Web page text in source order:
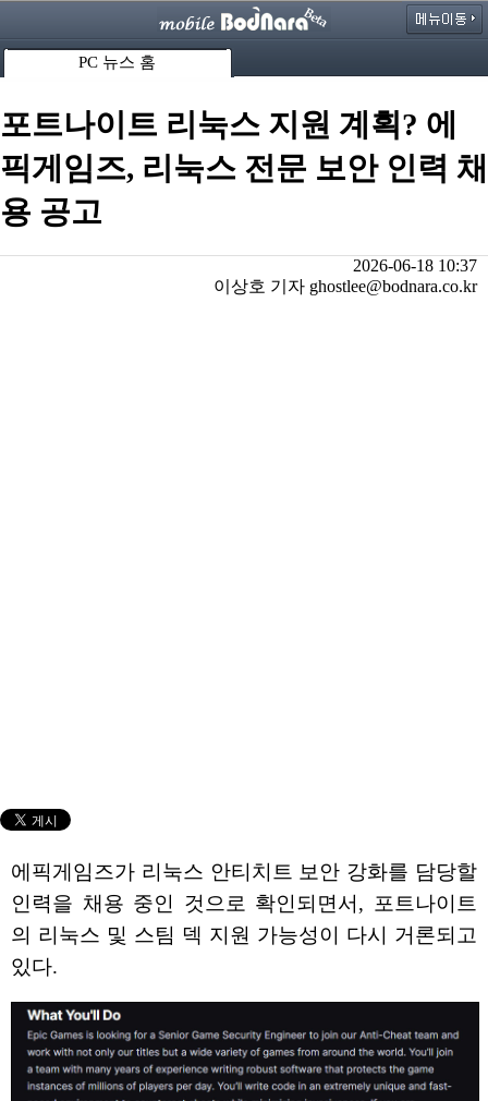
PC 뉴스 홈
포트나이트 리눅스 지원 계획? 에
픽게임즈, 리눅스 전문 보안 인력 채
용 공고
2026-06-18 10:37
이상호 기자 ghostlee@bodnara.co.kr
에픽게임즈가 리눅스 안티치트 보안 강화를 담당할
인력을 채용 중인 것으로 확인되면서, 포트나이트
의 리눅스 및 스팀 덱 지원 가능성이 다시 거론되고
있다.